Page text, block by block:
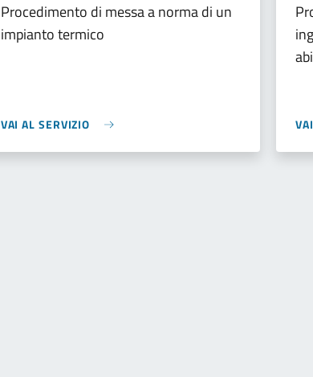
Procedimento di messa a norma di un
impianto termico
VAI AL SERVIZIO